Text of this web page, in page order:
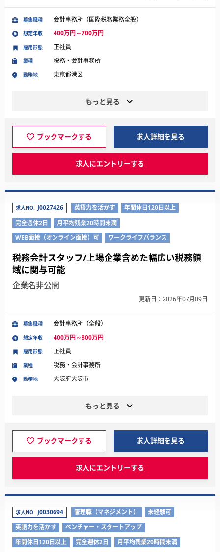
募集職種 会計事務所（国際税務業務全般）
想定年収 400万円～700万円
業種 税務・会計事務所
勤務地 東京都港区
雇用形態 正社員
もっと見る
ブックマークする 求人詳細を見る
求人にエントリーする
求人NO. J0027426 英語力を活かす
年間休日120日以上
完全週休2日
月平均残業20時間未満
WEB面接（オンライン面接）可
ワークライフバランス
税務会計スタッフ/上場企業含めた幅広い税務領
域に関与可能
企業名非公開
更新日：2026年07月09日
募集職種 会計事務所（全般）
想定年収 400万円～800万円
業種 税務・会計事務所
勤務地 大阪府大阪市
雇用形態 正社員
もっと見る
ブックマークする 求人詳細を見る
求人にエントリーする
求人NO. J0030694 管理職（マネジメント）
未経験可
英語力を活かす
ベンチャー・スタートアップ
年間休日120日以上
完全週休2日
月平均残業20時間未満